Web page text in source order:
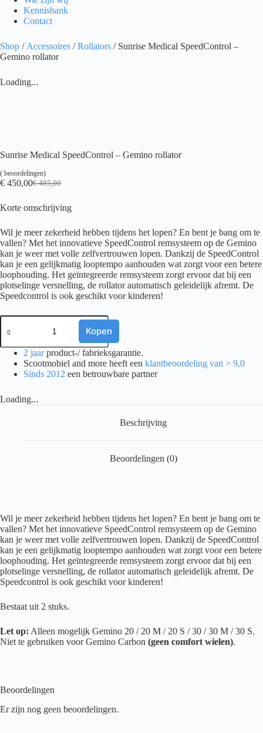
Kennisbank
Contact
Shop / Accessoires /Rollators / Sunrise Medical SpeedControl –
Gemino rollator
Loading...
Sunrise Medical SpeedControl – Gemino rollator
( beoordelingen)
€485,00
Oorspronkelijke
was:
€ 450,00Huidige
is:
Korte omschrijving
Wil je meer zekerheid hebben tijdens het lopen? En bent je bang om te
vallen? Met het innovatieve SpeedControl remsysteem op de Gemino
kan je weer met volle zelfvertrouwen lopen. Dankzij de SpeedControl
kan je een gelijkmatig looptempo aanhouden wat zorgt voor een betere
loophouding. Het geïntegreerde remsysteem zorgt ervoor dat bij een
plotselinge versnelling, de rollator automatisch geleidelijk afremt. De
Speedcontrol is ook geschikt voor kinderen!
Sunrise
Medical
-
Gemino
rollator
Kopen
2 jaarproduct-/ fabrieksgarantie.
Scootmobiel and more heeft een klantbeoordeling van > 9,0
Sinds 2012 een betrouwbare partner
Loading...
Beschrijving
Beoordelingen (0)
Wil je meer zekerheid hebben tijdens het lopen? En bent je bang om te
vallen? Met het innovatieve SpeedControl remsysteem op de Gemino
kan je weer met volle zelfvertrouwen lopen. Dankzij de SpeedControl
kan je een gelijkmatig looptempo aanhouden wat zorgt voor een betere
loophouding. Het geïntegreerde remsysteem zorgt ervoor dat bij een
plotselinge versnelling, de rollator automatisch geleidelijk afremt. De
Speedcontrol is ook geschikt voor kinderen!
Bestaat uit 2 stuks.
Let op: Alleen mogelijk Gemino 20 / 20 M / 20 S / 30 / 30 M / 30 S.
Niet te gebruiken voor Gemino Carbon (geen comfort wielen).
Beoordelingen
Er zijn nog geen beoordelingen.